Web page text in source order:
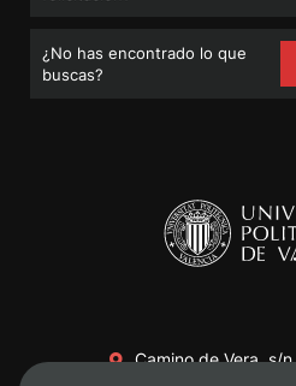
¿No has encontrado lo que
buscas?
Camino de Vera, s/